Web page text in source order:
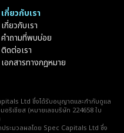
เกี่ยวกับเรา
เกี่ยวกับเรา
คำถามที่พบบ่อย
ติดต่อเรา
เอกสารทางกฎหมาย
Ltd ซึ่งได้รับอนุญาตและกำกับดูแล
อริเชียส (หมายเลขบริษัท 224658 ใบ
ระมวลผลโดย Spec Capitals Ltd ซึ่ง